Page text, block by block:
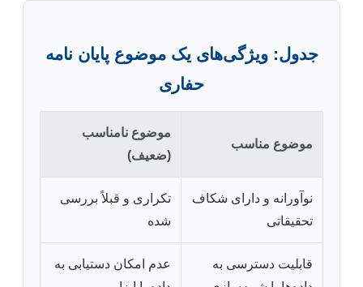
جدول: ویژگی‌های یک موضوع پایان نامه
حفاری
موضوع مناسب
موضوع نامناسب
(ضعیف)
نوآورانه و دارای شکاف
تحقیقاتی
تکراری و قبلاً بررسی
شده
قابلیت دسترسی به
عدم امکان دستیابی به